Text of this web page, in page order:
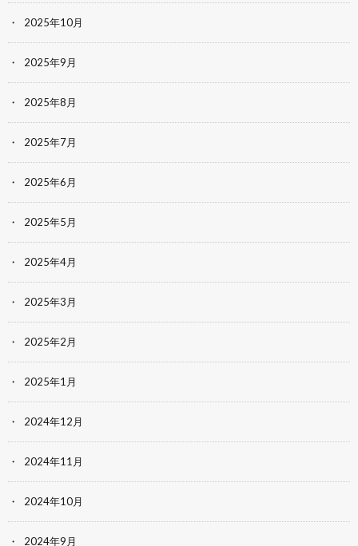
2025年10月
2025年9月
2025年8月
2025年7月
2025年6月
2025年5月
2025年4月
2025年3月
2025年2月
2025年1月
2024年12月
2024年11月
2024年10月
2024年9月